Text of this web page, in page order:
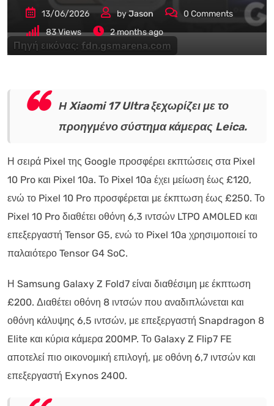
Πηγή εικόνας: fdn.gsmarena.com
13/06/2026 byJason 0 Comments
83Views 2 months ago
Η Xiaomi 17 Ultra ξεχωρίζει με το
προηγμένο σύστημα κάμερας Leica.
Η σειρά Pixel της Google προσφέρει εκπτώσεις στα Pixel
10 Pro και Pixel 10a. Το Pixel 10a έχει μείωση έως £120,
ενώ το Pixel 10 Pro προσφέρεται με έκπτωση έως £250. Το
Pixel 10 Pro διαθέτει οθόνη 6,3 ιντσών LTPO AMOLED και
επεξεργαστή Tensor G5, ενώ το Pixel 10a χρησιμοποιεί το
παλαιότερο Tensor G4 SoC.
Η Samsung Galaxy Z Fold7 είναι διαθέσιμη με έκπτωση
£200. Διαθέτει οθόνη 8 ιντσών που αναδιπλώνεται και
οθόνη κάλυψης 6,5 ιντσών, με επεξεργαστή Snapdragon 8
Elite και κύρια κάμερα 200MP. Το Galaxy Z Flip7 FE
αποτελεί πιο οικονομική επιλογή, με οθόνη 6,7 ιντσών και
επεξεργαστή Exynos 2400.